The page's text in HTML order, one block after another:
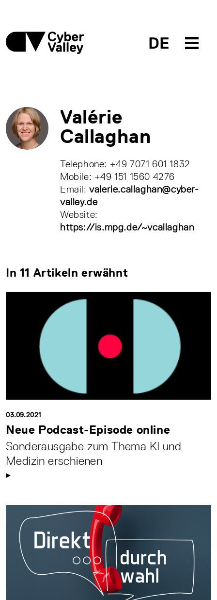
DE
Valérie
Callaghan
Telephone: +49 7071 601 1832
Mobile: +49 151 1560 4276
Email:valerie.callaghan@cyber-
valley.de
Website:
https://is.mpg.de/~vcallaghan
In 11 Artikeln erwähnt
03.09.2021
Neue Podcast-Episode online
Sonderausgabe zum Thema KI und
Medizin erschienen